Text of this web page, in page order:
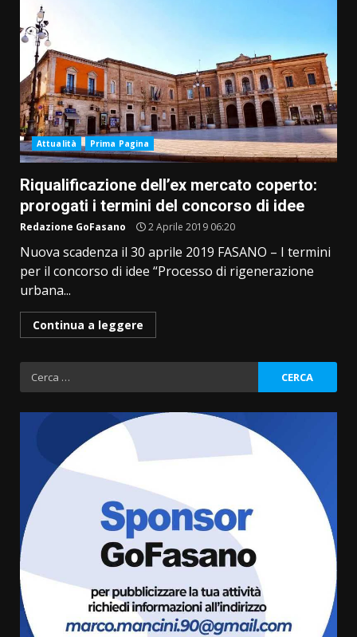
Attualità Prima Pagina
Riqualificazione dell’ex mercato coperto:
prorogati i termini del concorso di idee
Redazione GoFasano 2 Aprile 2019 06:20
Nuova scadenza il 30 aprile 2019 FASANO – I termini
per il concorso di idee “Processo di rigenerazione
urbana...
Continua a leggere
Ricerca
per:
3
Politiche Giovanili e Mobilità
Sostenibile: premiati gli studenti
universitari del bando “La strada
giusta”
8 Agosto 2026 07:15
“I Contestatori: Musica di
Rivoluzione”: nuovo
appuntamento con “Fasano in
Banda”
7 Agosto 2026 06:05